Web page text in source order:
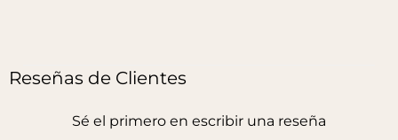
Reseñas de Clientes
Sé el primero en escribir una reseña